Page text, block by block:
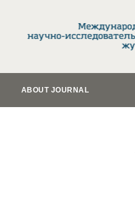
ABOUT JOURNAL